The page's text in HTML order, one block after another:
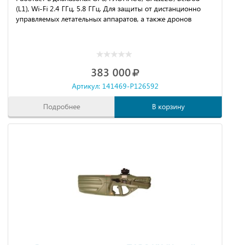
(L1), Wi-Fi 2.4 ГГц, 5.8 ГГц. Для защиты от дистанционно
управляемых летательных аппаратов, а также дронов
383 000
Артикул: 141469-P126592
Подробнее В корзину